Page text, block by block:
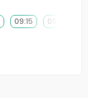
09:15 09:30